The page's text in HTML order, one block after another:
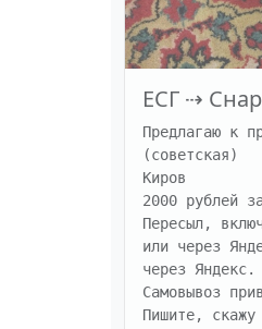
ЕСГ ⇢
Предлагаю к
(советская)
Киров
2000 рублей
Пересыл,
или через
через Яндекс.
Самовывоз
Пишите, скажу